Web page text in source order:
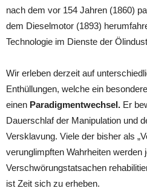
nach dem vor 154 Jahren (1860)
dem Dieselmotor (1893)
Technologie im Dienste der
Wir erleben derzeit auf
Enthüllungen, welche ein
einen Paradigmentwechsel. Er
Dauerschlaf der Manipulation und
Versklavung. Viele der bisher als
verunglimpften Wahrheiten werden
Verschwörungstatsachen
ist Zeit sich zu erheben.